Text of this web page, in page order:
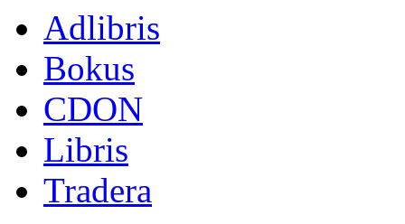
Adlibris
Bokus
CDON
Libris
Tradera